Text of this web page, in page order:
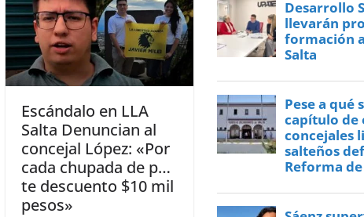
Escándalo en LLA
Salta Denuncian al
concejal López: «Por
cada chupada de p…
te descuento $10 mil
pesos»